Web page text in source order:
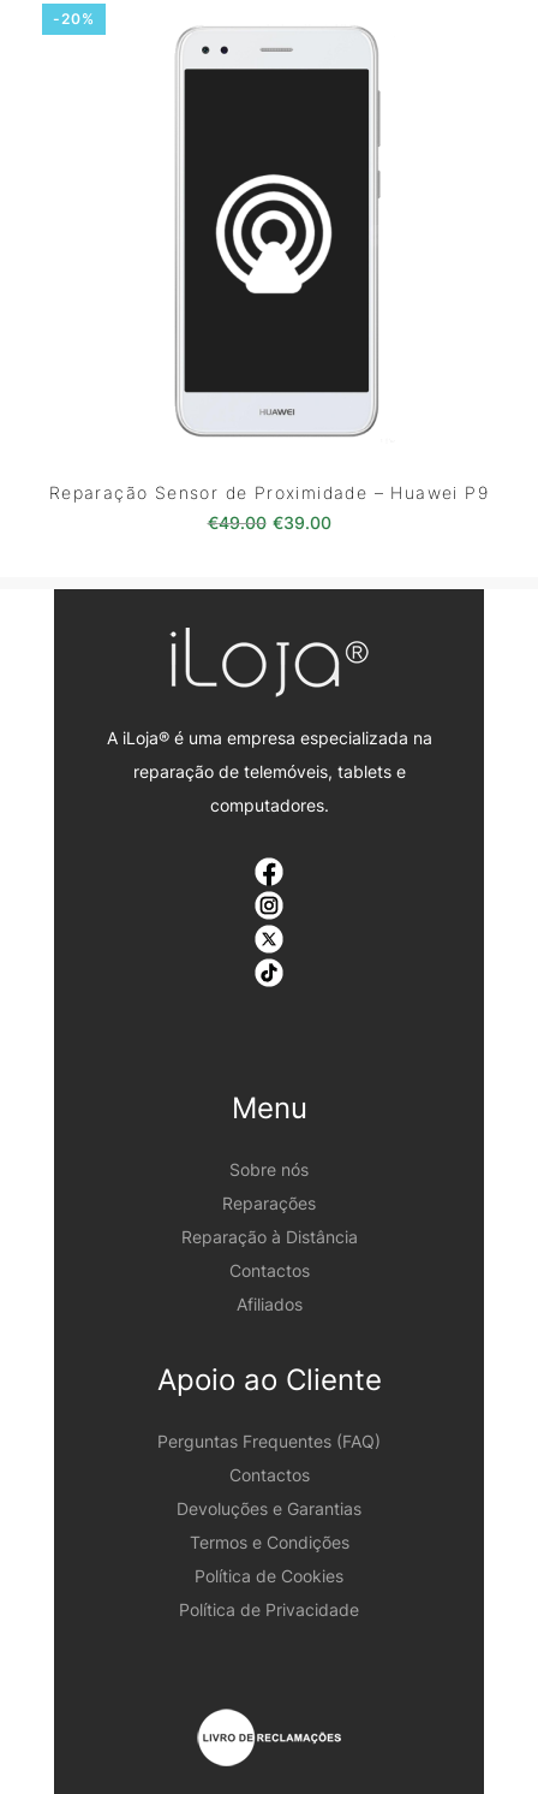
-20%
Reparação Sensor de Proximidade – Huawei P9
€49.00 O preço original era: €49.00.
€39.00O preço atual é:
A iLoja® é uma empresa especializada na
reparação de telemóveis, tablets e
computadores.
Menu
Sobre nós
Reparações
Reparação à Distância
Contactos
Afiliados
Apoio ao Cliente
Perguntas Frequentes (FAQ)
Contactos
Devoluções e Garantias
Termos e Condições
Política de Cookies
Política de Privacidade